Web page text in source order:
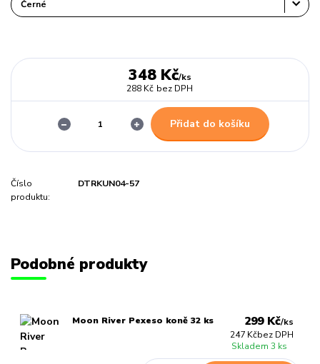
348 Kč/ks
288 Kč bez DPH
Přidat do košíku
Číslo
produktu:
DTRKUN04-57
Podobné produkty
Moon River Pexeso koně 32 ks 299 Kč/ks
247 Kčbez DPH
Skladem 3 ks